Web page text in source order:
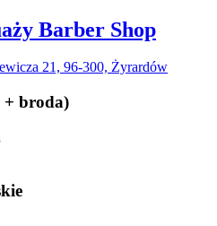
Barber Shop
21, 96-300, Żyrardów
+ broda)